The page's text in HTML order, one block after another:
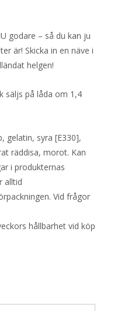
godare – så du kan ju
är! Skicka in en näve i
helgen!
säljs på låda om 1,4
gelatin, syra [E330],
räddisa, morot. Kan
i produkternas
alltid
Vid frågor
hållbarhet vid köp